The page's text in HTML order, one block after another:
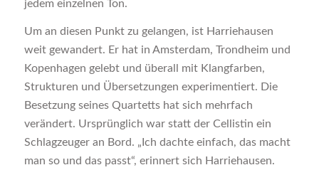
jedem einzelnen Ton.
Um an diesen Punkt zu gelangen, ist Harriehausen
weit gewandert. Er hat in Amsterdam, Trondheim und
Kopenhagen gelebt und überall mit Klangfarben,
Strukturen und Übersetzungen experimentiert. Die
Besetzung seines Quartetts hat sich mehrfach
verändert. Ursprünglich war statt der Cellistin ein
Schlagzeuger an Bord. „Ich dachte einfach, das macht
man so und das passt“, erinnert sich Harriehausen.